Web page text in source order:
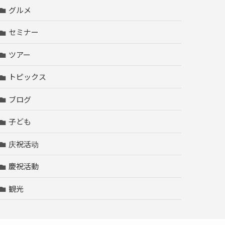
グルメ
セミナー
ツアー
トピックス
ブログ
子ども
庆祝活动
慶祝活動
観光